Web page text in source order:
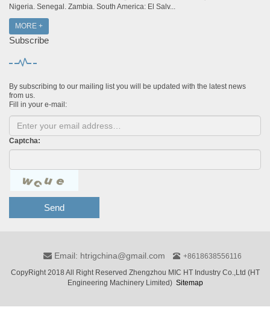
Nigeria. Senegal. Zambia. South America: El Salv...
MORE +
Subscribe
By subscribing to our mailing list you will be updated with the latest news
from us.
Fill in your e-mail:
Captcha:
Send
Email: htrigchina@gmail.com
+8618638556116
CopyRight 2018 All Right Reserved Zhengzhou MIC HT Industry Co.,Ltd (HT
Engineering Machinery Limited) Sitemap